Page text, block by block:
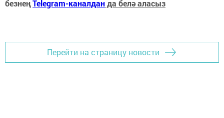
безнеңTelegram-каналданда белә аласыз
Перейти на страницу новости